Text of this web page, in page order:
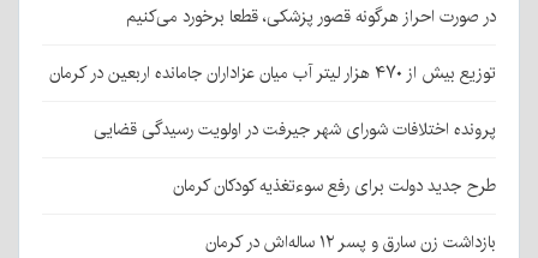
در صورت احراز هرگونه قصور پزشکی، قطعا برخورد می‌کنیم
توزیع بیش از ۴۷۰ هزار لیتر آب میان عزاداران جامانده اربعین در کرمان
پرونده اختلافات شورای شهر جیرفت در اولویت رسیدگی قضایی
طرح جدید دولت برای رفع سوءتغذیه کودکان کرمان
بازداشت زن سارق و پسر ۱۲ ساله‌اش در کرمان